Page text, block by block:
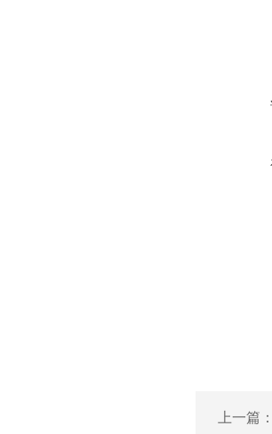
上一篇